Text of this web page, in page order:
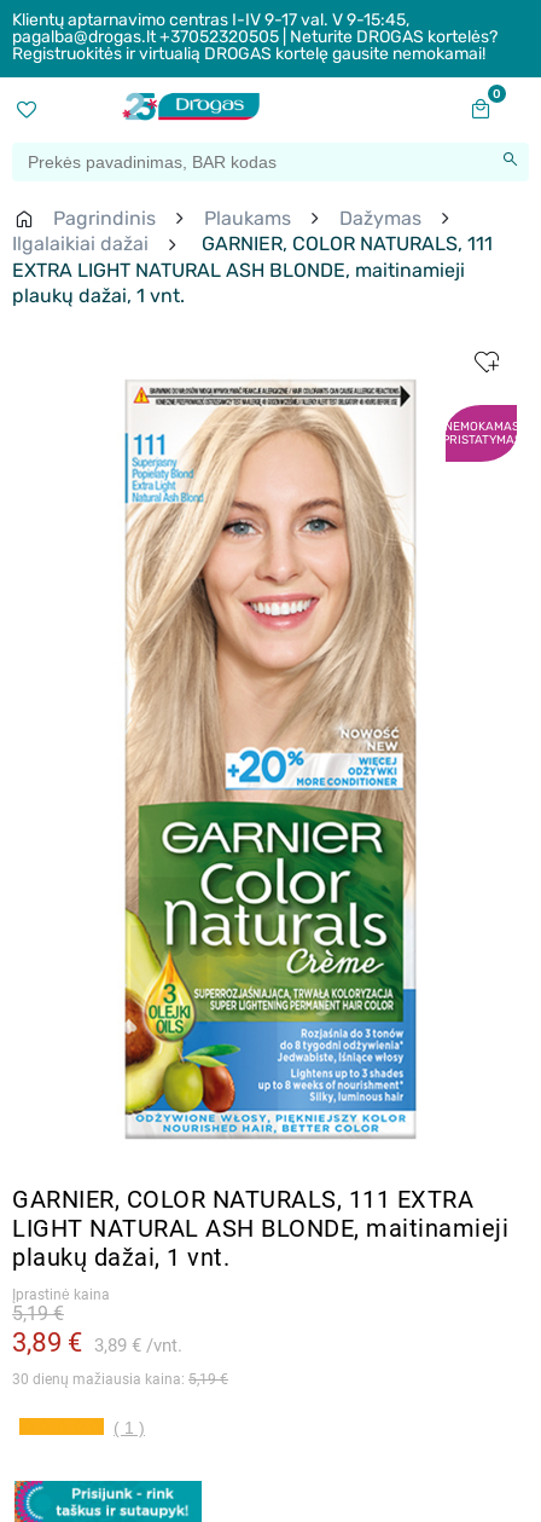
Klientų aptarnavimo centras I-IV 9-17 val. V 9-15:45,
pagalba@drogas.lt +37052320505 | Neturite DROGAS kortelės?
Registruokitės ir virtualią DROGAS kortelę gausite nemokamai!
0
Pagrindinis Plaukams
Dažymas
Ilgalaikiai dažai
GARNIER, COLOR NATURALS, 111
EXTRA LIGHT NATURAL ASH BLONDE, maitinamieji
plaukų dažai, 1 vnt.
NEMOKAMAS
PRISTATYMAS
GARNIER, COLOR NATURALS, 111 EXTRA
LIGHT NATURAL ASH BLONDE, maitinamieji
plaukų dažai, 1 vnt.
Įprastinė kaina
3,89 € 3,89 € vnt.
5,19 €
30 dienų mažiausia kaina: 5,19 €
( 1 )